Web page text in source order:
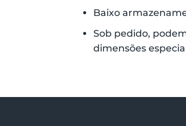
Baixo
Sob pedido,
dimensões